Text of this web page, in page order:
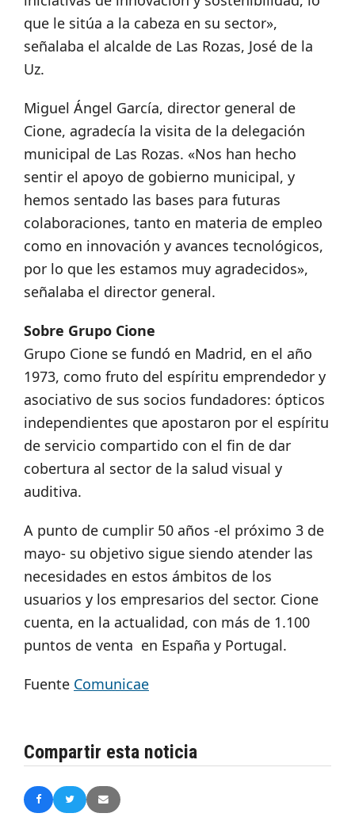
que le sitúa a la cabeza en su sector»,
señalaba el alcalde de Las Rozas, José de la
Uz.
Miguel Ángel García, director general de
Cione, agradecía la visita de la delegación
municipal de Las Rozas. «Nos han hecho
sentir el apoyo de gobierno municipal, y
hemos sentado las bases para futuras
colaboraciones, tanto en materia de empleo
como en innovación y avances tecnológicos,
por lo que les estamos muy agradecidos»,
señalaba el director general.
Sobre Grupo Cione
Grupo Cione se fundó en Madrid, en el año
1973, como fruto del espíritu emprendedor y
asociativo de sus socios fundadores: ópticos
independientes que apostaron por el espíritu
de servicio compartido con el fin de dar
cobertura al sector de la salud visual y
auditiva.
A punto de cumplir 50 años -el próximo 3 de
mayo- su objetivo sigue siendo atender las
necesidades en estos ámbitos de los
usuarios y los empresarios del sector. Cione
cuenta, en la actualidad, con más de 1.100
puntos de venta en España y Portugal.
Fuente Comunicae
Compartir esta noticia